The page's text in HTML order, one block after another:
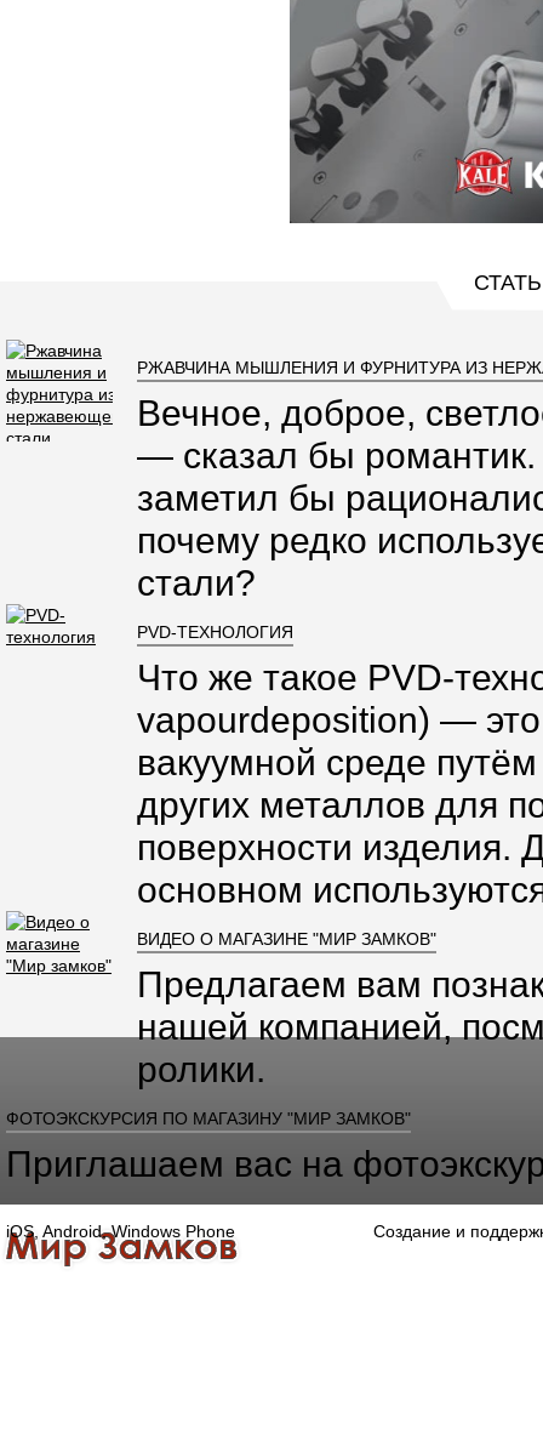
РЖАВЧИНА МЫШЛЕНИЯ И ФУРНИТУРА ИЗ
Вечное, доброе,
— сказал бы
заметил бы
почему редко
стали?
PVD-ТЕХНОЛОГИЯ
Что же такое PVD-
vapourdeposition) —
вакуумной среде
других металлов для
поверхности изделия.
основном
ВИДЕО О МАГАЗИНЕ "МИР ЗАМКОВ"
Предлагаем вам
нашей компанией,
ролики.
ФОТОЭКСКУРСИЯ ПО МАГАЗИНУ "МИР ЗАМКОВ"
Приглашаем вас на
Главная
Каталог
iOS, Android, Windows Phone Создание и